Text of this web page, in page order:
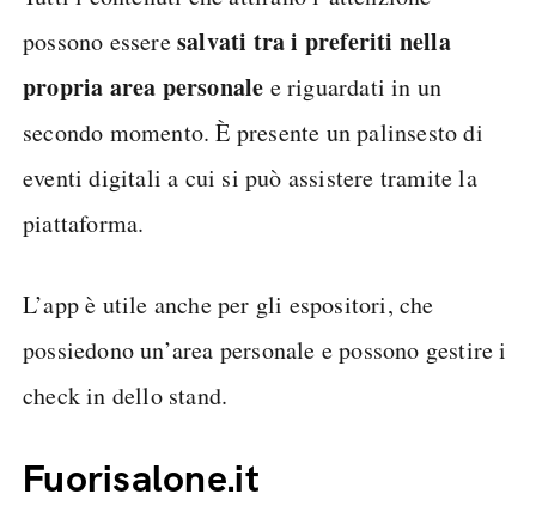
possono esseresalvati tra i preferiti nella
propria area personale e riguardati in un
secondo momento. È presente un palinsesto di
eventi digitali a cui si può assistere tramite la
piattaforma.
L’app è utile anche per gli espositori, che
possiedono un’area personale e possono gestire i
check in dello stand.
Fuorisalone.it